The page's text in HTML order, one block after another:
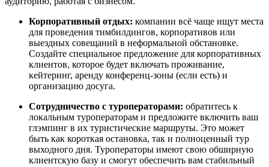
Корпоративный отдых: компании всё чаще ищут места
для проведения тимбилдингов, корпоративов или
выездных совещаний в неформальной обстановке.
Создайте специальное предложение для корпоративных
клиентов, которое будет включать проживание,
кейтеринг, аренду конференц-зоны (если есть) и
организацию досуга.
Сотрудничество с туроператорами: обратитесь к
локальным туроператорам и предложите включить ваш
глэмпинг в их туристические маршруты. Это может
быть как короткая остановка, так и полноценный тур
выходного дня. Туроператоры имеют свою обширную
клиентскую базу и смогут обеспечить вам стабильный